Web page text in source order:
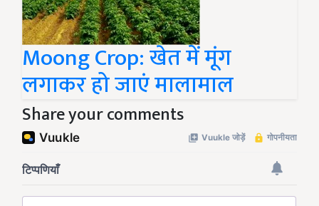
Moong Crop: खेत में मूंग
लगाकर हो जाएं मालामाल
Share your comments